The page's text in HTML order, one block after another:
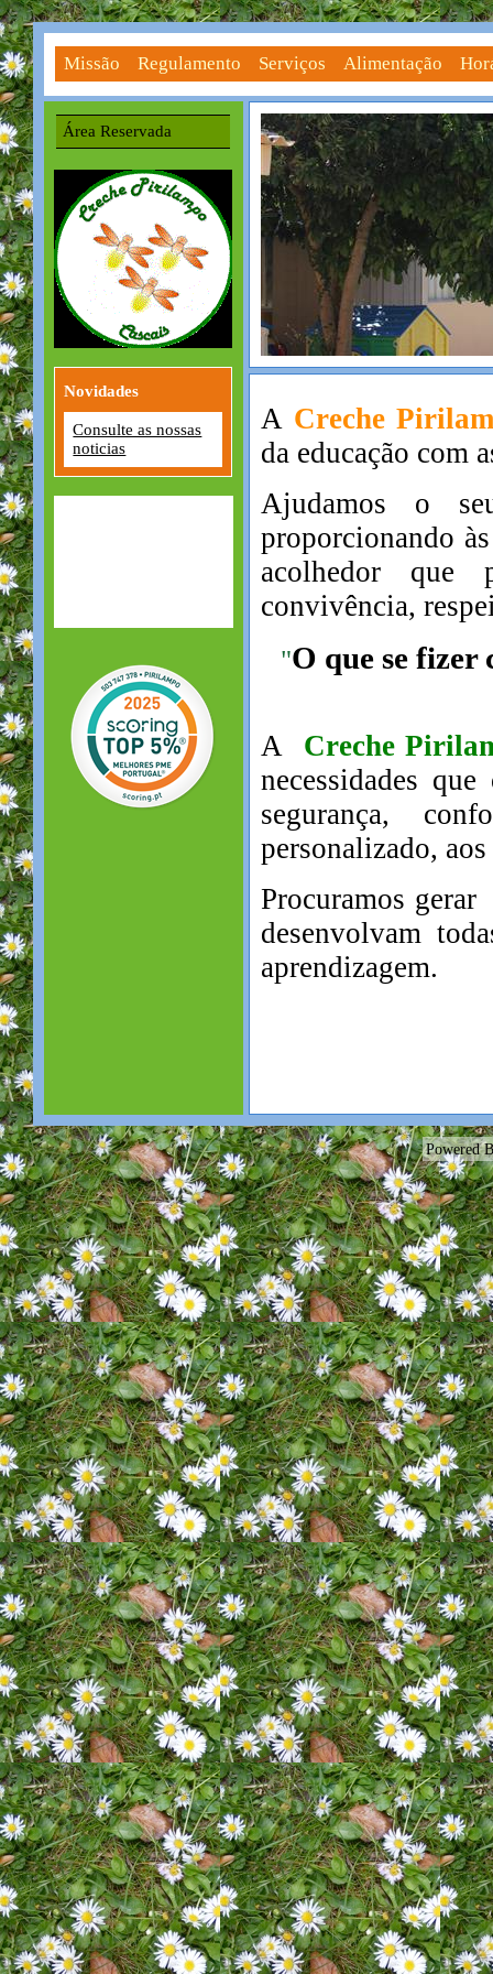
Missão Regulamento Serviços Alimentação
Área Reservada
Novidades
Consulte as nossas
noticias
A Creche
da educação com
Ajudamos o
proporcionando
acolhedor que
convivência,
"O que se fizer
A
Creche
necessidades
segurança,
personalizado,
Procuramos gerar
desenvolvam
aprendizagem.
Powered